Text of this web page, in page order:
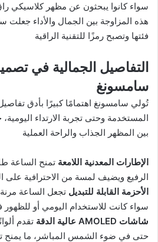
سواء كانوا يبحثون عن مظهر كلاسيكي
هذه المزاوجة بين الجمال والأداء
فئتها وتصبح رمزًا للتقنية الراقية
التفاصيل الجمالية في
سامسونغ
تُولي سامسونغ اهتمامًا كبيرًا بأدق
المستخدمة وحتى تجربة الارتداء
بين المظهر الجذاب والراحة العملية
الإطارات المعدنية اللامعة تمنح الساعة
الرفيع ويضيف لمسة من الاحترافية على
الأحزمة القابلة للتبديل تجعل الساعة
سواء كانت للاستخدام اليومي أو
شاشات AMOLED عالية الدقة
تقدم
حتى في ضوء الشمس المباشر، ما يمنح